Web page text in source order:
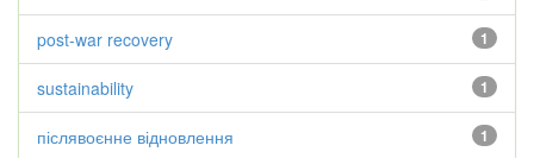
1
post-war recovery
1
sustainability
1
післявоєнне відновлення